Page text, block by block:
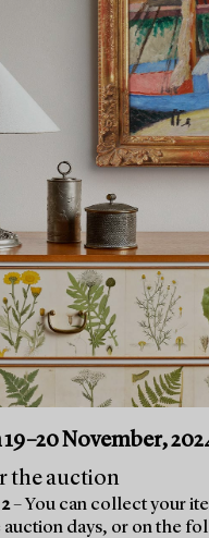
November,
the auction
– You can collect your
days, or on the